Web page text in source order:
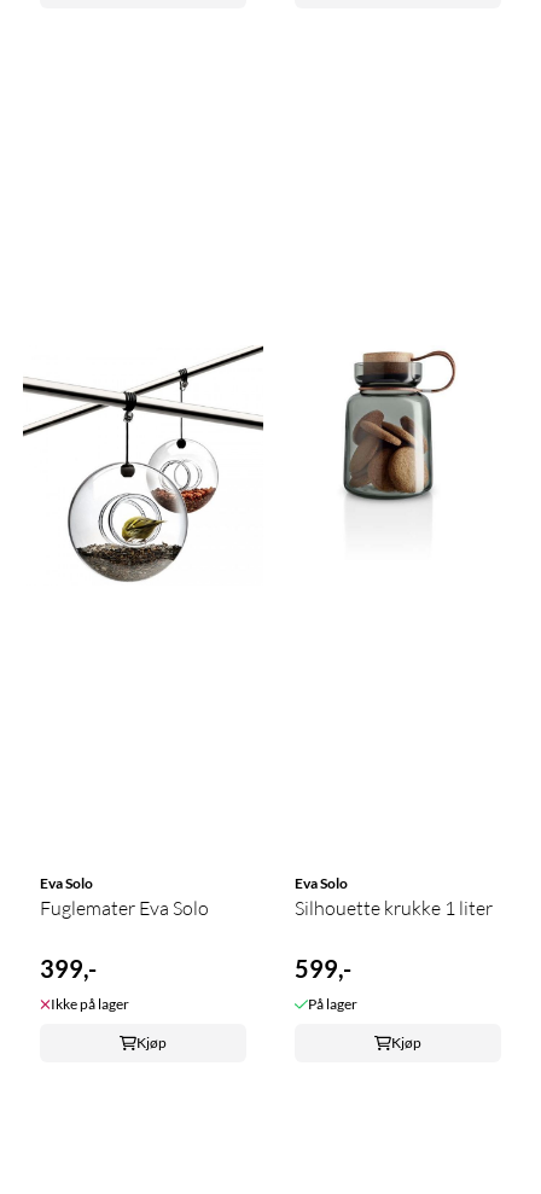
Eva Solo
Fuglemater Eva Solo
399,-
Ikke på lager
Kjøp
Eva Solo
Silhouette krukke 1 liter
599,-
På lager
Kjøp